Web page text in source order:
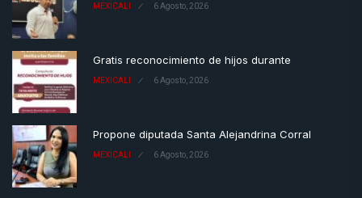
MEXICALI 6 Agosto, 2026
Gratis reconocimiento de hijos durante
MEXICALI 6 Agosto, 2026
Propone diputada Santa Alejandrina Corral
MEXICALI 6 Agosto, 2026